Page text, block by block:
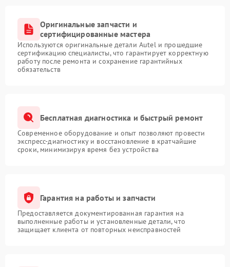
Оригинальные запчасти и
сертифицированные мастера
Используются оригинальные детали Autel и прошедшие
сертификацию специалисты, что гарантирует корректную
работу после ремонта и сохранение гарантийных
обязательств
Бесплатная диагностика и быстрый ремонт
Современное оборудование и опыт позволяют провести
экспресс-диагностику и восстановление в кратчайшие
сроки, минимизируя время без устройства
Гарантия на работы и запчасти
Предоставляется документированная гарантия на
выполненные работы и установленные детали, что
защищает клиента от повторных неисправностей